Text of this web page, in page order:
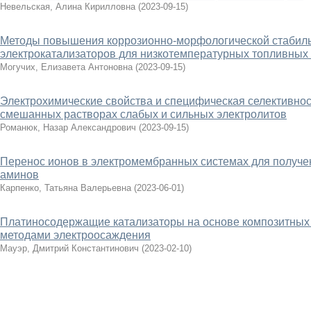
Невельская, Алина Кирилловна (2023-09-15)
Методы повышения коррозионно-морфологической
электрокатализаторов для низкотемпературных
Могучих, Елизавета Антоновна (2023-09-15)
Электрохимические свойства и специфическая
смешанных растворах слабых и сильных электролитов
Романюк, Назар Александрович (2023-09-15)
Перенос ионов в электромембранных системах для
аминов
Карпенко, Татьяна Валерьевна (2023-06-01)
Платиносодержащие катализаторы на основе
методами электроосаждения
Мауэр, Дмитрий Константинович (2023-02-10)